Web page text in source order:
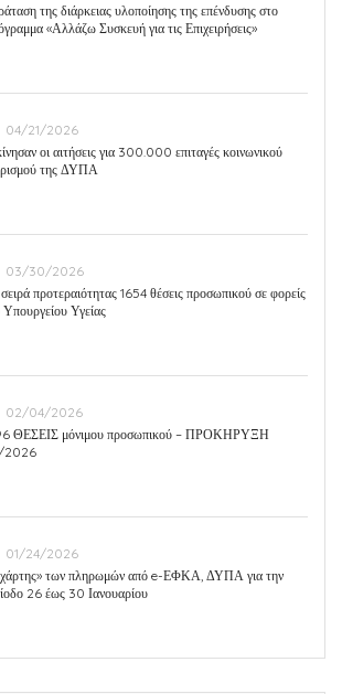
της διάρκειας υλοποίησης της επένδυσης στο
«Αλλάζω Συσκευή για τις Επιχειρήσεις»
04/21/2026
οι αιτήσεις για 300.000 επιταγές κοινωνικού
της ΔΥΠΑ
03/30/2026
προτεραιότητας 1654 θέσεις προσωπικού σε φορείς
Υπουργείου Υγείας
02/04/2026
ΘΕΣΕΙΣ μόνιμου προσωπικού – ΠΡΟΚΗΡΥΞΗ
2026
01/24/2026
των πληρωμών από e-ΕΦΚΑ, ΔΥΠΑ για την
26 έως 30 Ιανουαρίου